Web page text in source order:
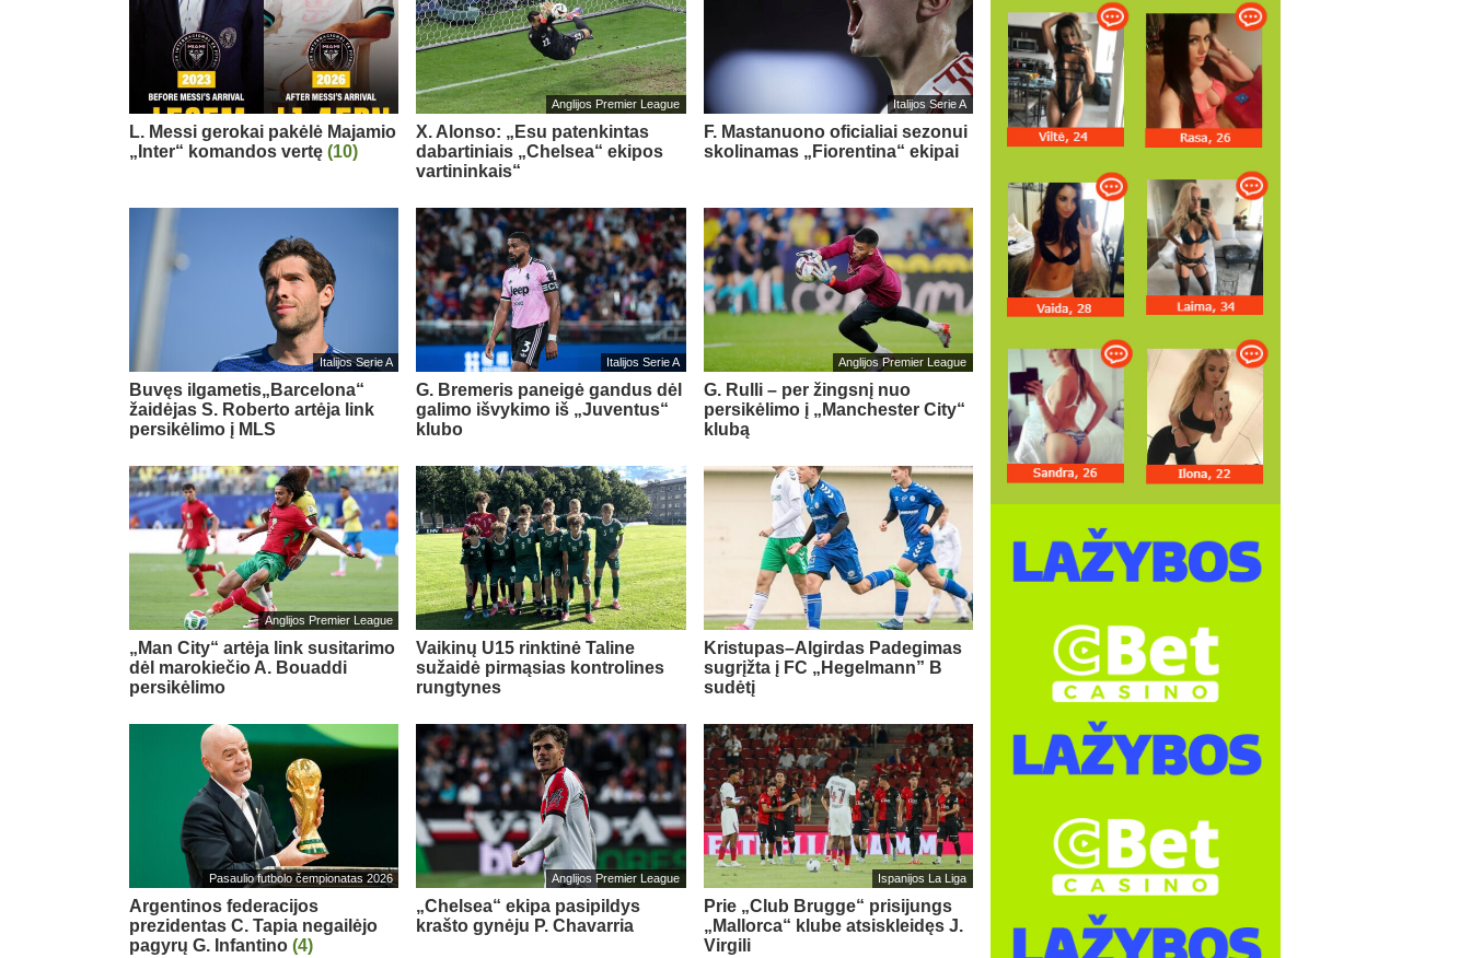
L. Messi gerokai pakėlė Majamio
„Inter“ komandos vertę (10)
Anglijos Premier League
X. Alonso: „Esu patenkintas
dabartiniais „Chelsea“ ekipos
vartininkais“
Italijos Serie A
F. Mastanuono oficialiai sezonui
skolinamas „Fiorentina“ ekipai
Italijos Serie A
Buvęs ilgametis„Barcelona“
žaidėjas S. Roberto artėja link
persikėlimo į MLS
Italijos Serie A
G. Bremeris paneigė gandus dėl
galimo išvykimo iš „Juventus“
klubo
Anglijos Premier League
G. Rulli – per žingsnį nuo
persikėlimo į „Manchester City“
klubą
Anglijos Premier League
„Man City“ artėja link susitarimo
dėl marokiečio A. Bouaddi
persikėlimo
Vaikinų U15 rinktinė Taline
sužaidė pirmąsias kontrolines
rungtynes
Kristupas–Algirdas Padegimas
sugrįžta į FC „Hegelmann” B
sudėtį
Pasaulio futbolo čempionatas 2026
Argentinos federacijos
prezidentas C. Tapia negailėjo
pagyrų G. Infantino (4)
Anglijos Premier League
„Chelsea“ ekipa pasipildys
krašto gynėju P. Chavarria
Ispanijos La Liga
Prie „Club Brugge“ prisijungs
„Mallorca“ klube atsiskleidęs J.
Virgili